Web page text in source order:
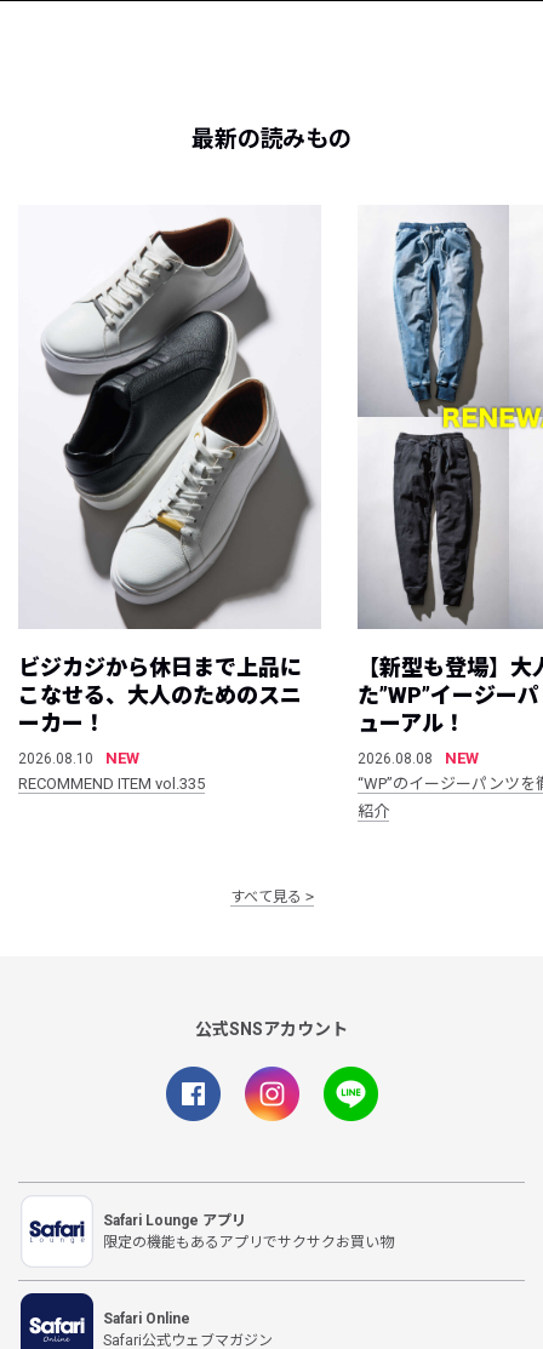
最新の読みもの
ビジカジから休日まで上品に
こなせる、大人のためのスニ
ーカー！
2026.08.10
NEW
RECOMMEND ITEM vol.335
【新型も登場】大
た”WP”イージー
ューアル！
2026.08.08
NEW
“WP”のイージーパンツ
紹介
すべて見る
公式SNSアカウント
Safari Lounge アプリ
限定の機能もあるアプリでサクサクお買い物
Safari Online
Safari公式ウェブマガジン